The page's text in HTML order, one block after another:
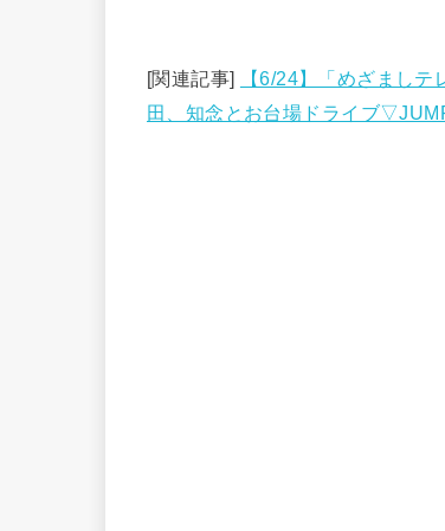
[関連記事]
【6/24】「めざまし
田、知念とお台場ドライブ